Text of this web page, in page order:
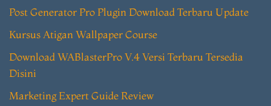
Post Generator Pro Plugin Download Terbaru Update
Kursus Atigan Wallpaper Course
Download WABlasterPro V.4 Versi Terbaru Tersedia
Disini
Marketing Expert Guide Review